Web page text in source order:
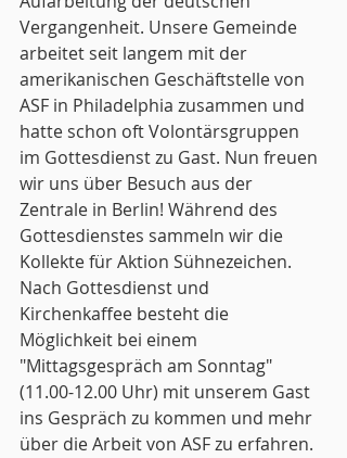
Vergangenheit. Unsere Gemeinde
arbeitet seit langem mit der
amerikanischen Geschäftstelle von
ASF in Philadelphia zusammen und
hatte schon oft Volontärsgruppen
im Gottesdienst zu Gast. Nun freuen
wir uns über Besuch aus der
Zentrale in Berlin! Während des
Gottesdienstes sammeln wir die
Kollekte für Aktion Sühnezeichen.
Nach Gottesdienst und
Kirchenkaffee besteht die
Möglichkeit bei einem
"Mittagsgespräch am Sonntag"
(11.00-12.00 Uhr) mit unserem Gast
ins Gespräch zu kommen und mehr
über die Arbeit von ASF zu erfahren.